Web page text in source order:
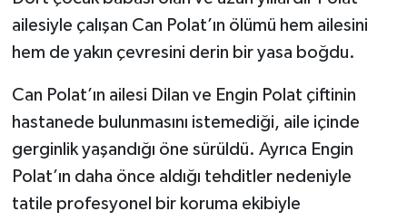
ailesiyle çalışan Can Polat’ın ölümü hem ailesini
hem de yakın çevresini derin bir yasa boğdu.
Can Polat’ın ailesi Dilan ve Engin Polat çiftinin
hastanede bulunmasını istemediği, aile içinde
gerginlik yaşandığı öne sürüldü. Ayrıca Engin
Polat’ın daha önce aldığı tehditler nedeniyle
tatile profesyonel bir koruma ekibiyle